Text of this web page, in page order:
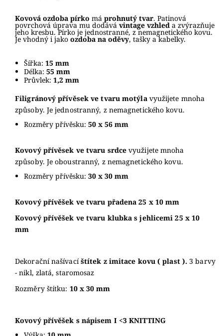
Kovová ozdoba pírko má prohnutý tvar. Patinová
povrchová úprava mu dodává vintage vzhled a zvýrazňuje
jeho kresbu. Pírko je jednostranné, z nemagnetického kovu.
Je vhodný i jako ozdoba na oděvy, tašky a kabelky.
Šířka: 15 mm
Délka: 55 mm
Průvlek: 1,2 mm
Filigránový přívěsek ve tvaru motýlavyužijete mnoha
způsoby. Je jednostranný, z nemagnetického kovu.
Rozměry přívěsku: 50 x 56 mm
Kovový přívěsek ve tvaru srdce využijete mnoha
způsoby. Je oboustranný, z nemagnetického kovu.
Rozměry přívěsku: 30 x 30 mm
Kovový přívěšek ve tvaru přadena 25 x 10 mm
Kovový přívěšek ve tvaru klubka s jehlicemi 25 x 10
mm
Dekorační našívacíštítek z imitace kovu ( plast ). 3 barvy
- nikl, zlatá, staromosaz
Rozměry štítku: 10x 30 mm
Kovový přívěšek s nápisem I <3 KNITTING